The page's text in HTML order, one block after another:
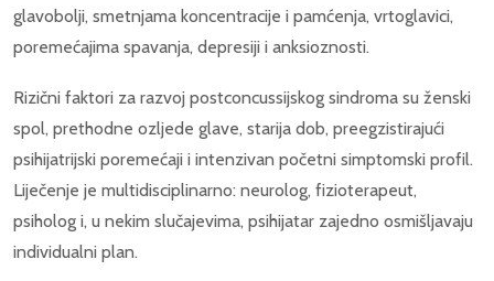
glavobolji, smetnjama koncentracije i pamćenja, vrtoglavici,
poremećajima spavanja, depresiji i anksioznosti.
Rizični faktori za razvoj postconcussijskog sindroma su ženski
spol, prethodne ozljede glave, starija dob, preegzistirajući
psihijatrijski poremećaji i intenzivan početni simptomski profil.
Liječenje je multidisciplinarno: neurolog, fizioterapeut,
psiholog i, u nekim slučajevima, psihijatar zajedno osmišljavaju
individualni plan.